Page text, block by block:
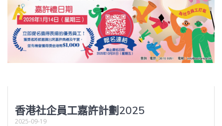
香港社企員工嘉許計劃2025
2025-09-19